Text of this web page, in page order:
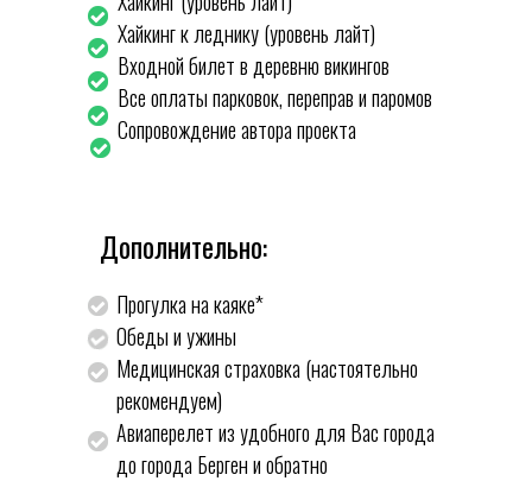
Хайкинг к леднику (уровень лайт)
Входной билет в деревню викингов
Все оплаты парковок, переправ и паромов
Сопровождение автора проекта
Дополнительно:
Прогулка на каяке*
Обеды и ужины
Медицинская страховка (настоятельно
рекомендуем)
Авиаперелет из удобного для Вас города
до города Берген и обратно